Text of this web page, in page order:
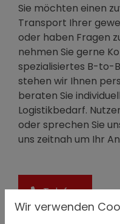
Sie möchten einen
Transport Ihrer
oder haben Fragen
nehmen Sie gerne
spezialisiertes B-
stehen wir Ihnen
beraten Sie
Logistikbedarf.
oder sprechen Sie
uns zeitnah um Ihr
Telefon
Wir verwenden